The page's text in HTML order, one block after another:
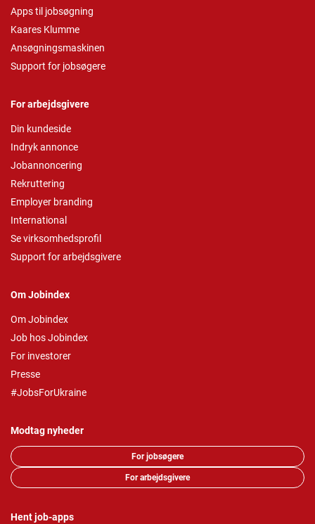
Apps til jobsøgning
Kaares Klumme
Ansøgningsmaskinen
Support for jobsøgere
For arbejdsgivere
Din kundeside
Indryk annonce
Jobannoncering
Rekruttering
Employer branding
International
Se virksomhedsprofil
Support for arbejdsgivere
Om Jobindex
Om Jobindex
Job hos Jobindex
For investorer
Presse
#JobsForUkraine
Modtag nyheder
For jobsøgere
For arbejdsgivere
Hent job-apps